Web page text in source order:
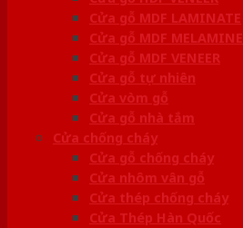
Cửa gỗ MDF LAMINATE
Cửa gỗ MDF MELAMINE
Cửa gỗ MDF VENEER
Cửa gỗ tự nhiên
Cửa vòm gỗ
Cửa gỗ nhà tắm
Cửa chống cháy
Cửa gỗ chống cháy
Cửa nhôm vân gỗ
Cửa thép chống cháy
Cửa Thép Hàn Quốc